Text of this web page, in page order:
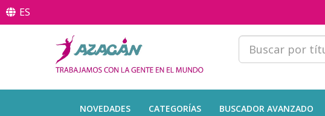
ES
NOVEDADES CATEGORÍAS BUSCADOR AVANZADO